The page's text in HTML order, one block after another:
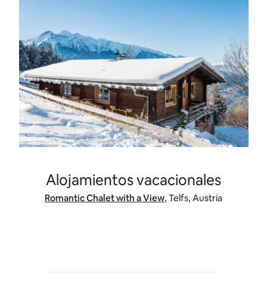
Alojamientos vacacionales
Romantic Chalet with a View, Telfs, Austria